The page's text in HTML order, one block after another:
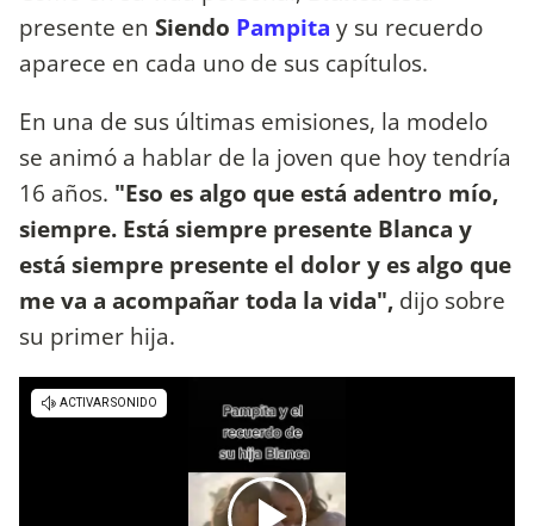
presente en Siendo Pampita y su recuerdo
aparece en cada uno de sus capítulos.
En una de sus últimas emisiones, la modelo
se animó a hablar de la joven que hoy tendría
16 años. "Eso es algo que está adentro mío,
siempre. Está siempre presente Blanca y
está siempre presente el dolor y es algo que
me va a acompañar toda la vida", dijo sobre
su primer hija.